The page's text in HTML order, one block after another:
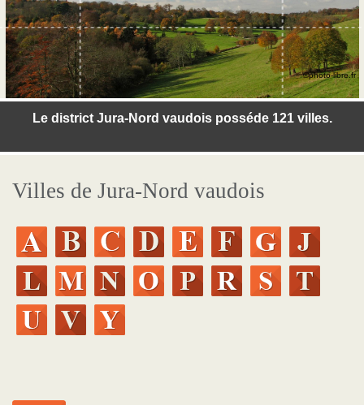
Le district Jura-Nord vaudois posséde 121 villes.
©photo-libre.fr
Villes de Jura-Nord vaudois